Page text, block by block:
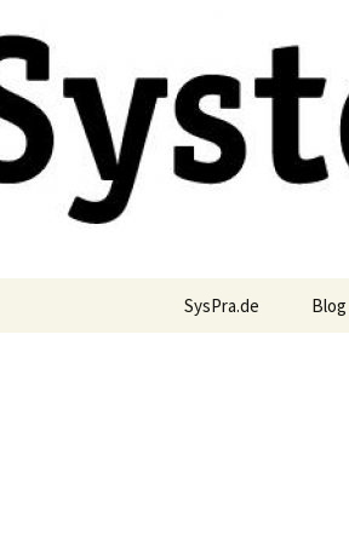
Inhalt
springen
SysPra.de Blog